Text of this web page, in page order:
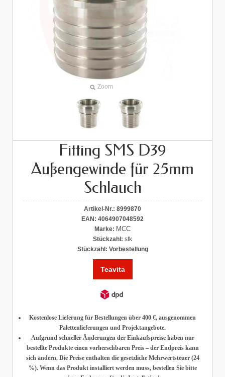
Zoom
Fitting SMS D39
Außengewinde für 25mm
Schlauch
Artikel-Nr.: 8999870
EAN: 4064907048592
Marke: MCC
Stückzahl: stk
Stückzahl: Vorbestellung
Teavita
Kostenlose Lieferung für Bestellungen über 400 €, ausgenommen
Palettenlieferungen und Projektangebote.
Aufgrund schneller Änderungen der Einkaufspreise haben nur
bestellte Produkte einen vorhersehbaren Preis – der Endpreis kann
sich ändern. Die Preise enthalten die gesetzliche Mehrwertsteuer (24
%). Wenn das Produkt installiert werden muss, bestellen Sie bitte